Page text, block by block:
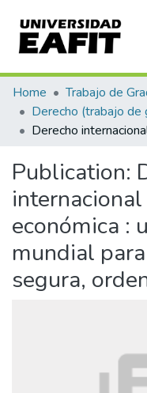
Communities &
All of DSpace
Home Trabajo de
Derecho (trabajo de
Publication:
económica :
mundial
segura,